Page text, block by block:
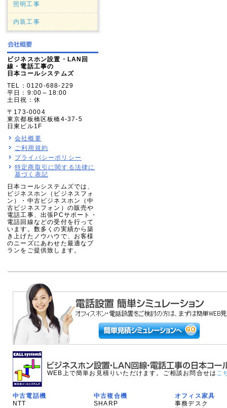
照明工事
内装工事
ビジネスホン設置・LAN回
線・電話工事の
日本コールシステムズ
TEL：0120-688-229
平日：9:00～18:00
土日祝：休
〒173-0004
東京都板橋区板橋4-37-5
日東ビル1F
会社概要
ご利用規約
プライバシーポリシー
特定商取引に関する法律に
基づく表記
日本コールシステムズでは、
ビジネスホン（ビジネスフォ
ン）・中古ビジネスホン（中
古ビジネスフォン）の販売や
電話工事、出張PCサポート・
電話回線などの受付を行って
います。数多くの実績から築
き上げたノウハウで、お客様
のニーズにあわせた最適なプ
ランをご提供致します。
WEB上で簡単お見積りいただけます。ご相談お問合せは こ
中古電話機
NTT
中古複合機
SHARP
オフィス家具
事務デスク